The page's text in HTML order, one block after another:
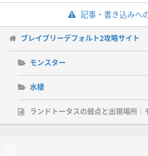
記事・書き込みへ
ブレイブリーデフォルト2攻略サイト
モンスター
水棲
ランドトータスの弱点と出現場所｜